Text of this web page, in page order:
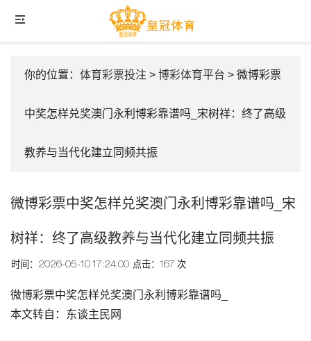
你的位置： 体育彩票投注 > 博彩体育平台 > 微博彩票
中奖怎样兑奖澳门永利博彩靠谱吗_宋树祥：终了高级
教养与当代化建立同频共振
微博彩票中奖怎样兑奖澳门永利博彩靠谱吗_宋
树祥：终了高级教养与当代化建立同频共振
时间：2026-05-10 17:24:00 点击：167 次
微博彩票中奖怎样兑奖澳门永利博彩靠谱吗_
本文转自：东谈主民网